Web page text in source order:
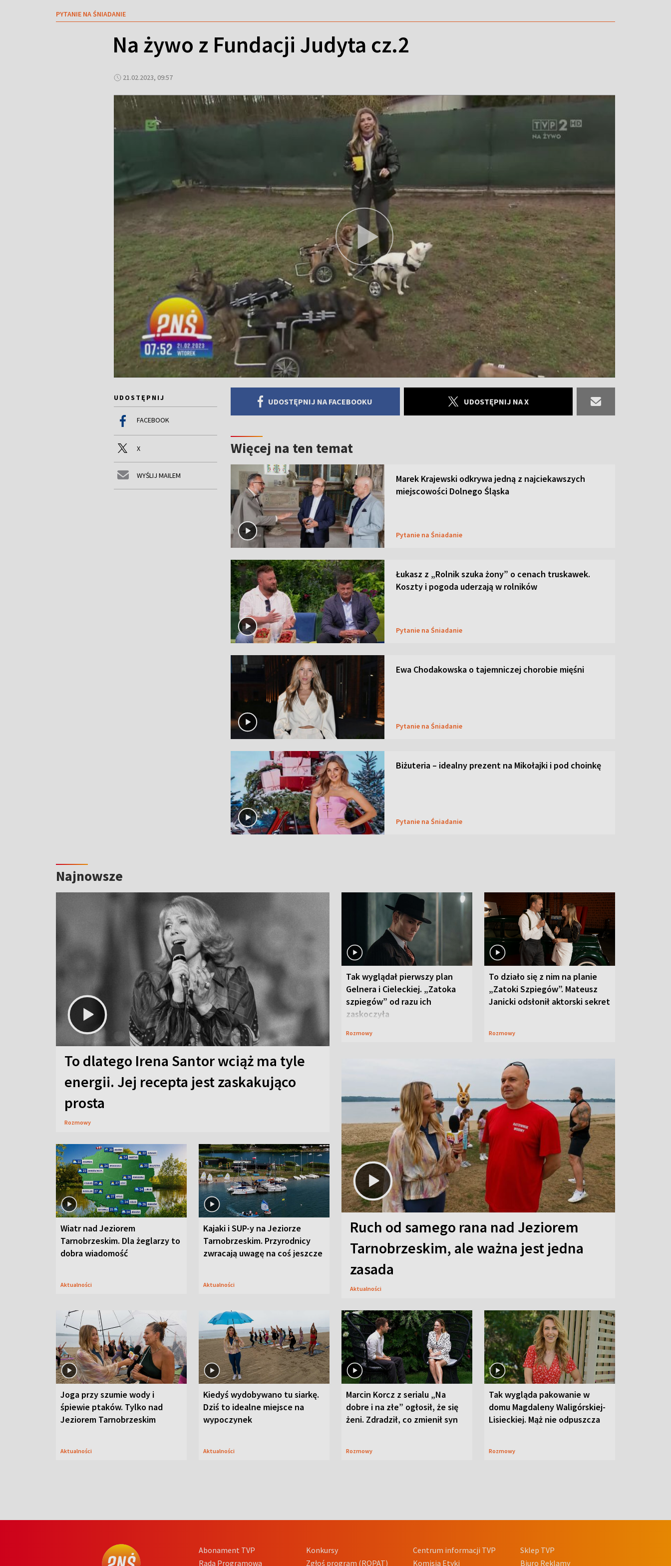
PYTANIE NA ŚNIADANIE
Na żywo z Fundacji Judyta cz.2
21.02.2023, 09:57
UDOSTĘPNIJ
FACEBOOK
X
WYŚLIJ MAILEM
UDOSTĘPNIJ NA FACEBOOKU UDOSTĘPNIJ NA X
Więcej na ten temat
Marek Krajewski odkrywa jedną z najciekawszych
miejscowości Dolnego Śląska
Pytanie na Śniadanie
Łukasz z „Rolnik szuka żony” o cenach truskawek.
Koszty i pogoda uderzają w rolników
Pytanie na Śniadanie
Ewa Chodakowska o tajemniczej chorobie mięśni
Pytanie na Śniadanie
Biżuteria – idealny prezent na Mikołajki i pod choinkę
Pytanie na Śniadanie
Najnowsze
To dlatego Irena Santor wciąż ma tyle
energii. Jej recepta jest zaskakująco
prosta
Rozmowy
Tak wyglądał pierwszy plan
Gelnera i Cieleckiej. „Zatoka
szpiegów” od razu ich
zaskoczyła
Rozmowy
To działo się z nim na planie
„Zatoki Szpiegów”. Mateusz
Janicki odsłonił aktorski sekret
Rozmowy
Wiatr nad Jeziorem
Tarnobrzeskim. Dla żeglarzy to
dobra wiadomość
Aktualności
Kajaki i SUP-y na Jeziorze
Tarnobrzeskim. Przyrodnicy
zwracają uwagę na coś jeszcze
Aktualności
Ruch od samego rana nad Jeziorem
Tarnobrzeskim, ale ważna jest jedna
zasada
Aktualności
Joga przy szumie wody i
śpiewie ptaków. Tylko nad
Jeziorem Tarnobrzeskim
Aktualności
Kiedyś wydobywano tu siarkę.
Dziś to idealne miejsce na
wypoczynek
Aktualności
Marcin Korcz z serialu „Na
dobre i na złe” ogłosił, że się
żeni. Zdradził, co zmienił syn
Rozmowy
Tak wygląda pakowanie w
domu Magdaleny Waligórskiej-
Lisieckiej. Mąż nie odpuszcza
Rozmowy
Abonament TVP
Rada Programowa
Konkursy
Zgłoś program (ROPAT)
Centrum informacji TVP
Komisja Etyki
Sklep TVP
Biuro Reklamy